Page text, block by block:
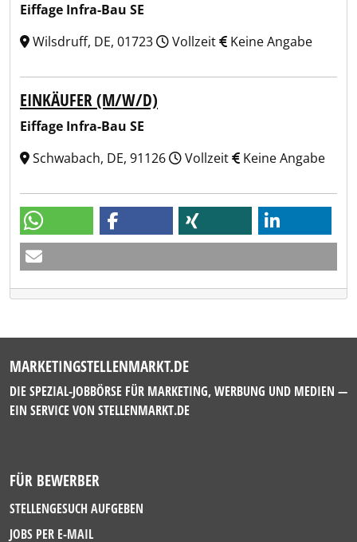
Eiffage Infra-Bau SE
Wilsdruff, DE, 01723
Vollzeit Keine Angabe
EINKÄUFER (M/W/D)
Eiffage Infra-Bau SE
Schwabach, DE, 91126
Vollzeit Keine Angabe
MARKETINGSTELLENMARKT.DE
DIE SPEZIAL-JOBBÖRSE FÜR MARKETING, WERBUNG UND MEDIEN —
EIN SERVICE VON STELLENMARKT.DE
FÜR BEWERBER
STELLENGESUCH AUFGEBEN
JOBS PER E-MAIL